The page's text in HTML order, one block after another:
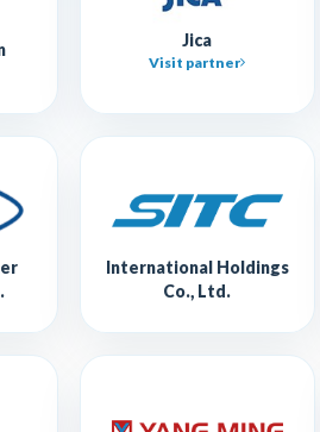
Jica
Visit partner
International Holdings
Co., Ltd.